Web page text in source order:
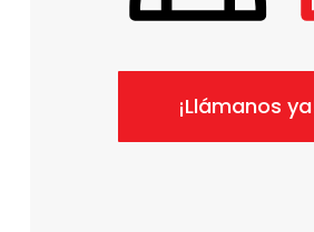
¡Llámanos